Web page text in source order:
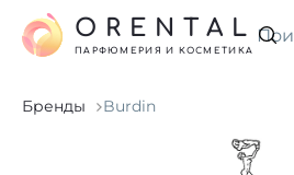
ORENTAL
ПАРФЮМЕРИЯ И КОСМЕТИКА
Бренды Burdin